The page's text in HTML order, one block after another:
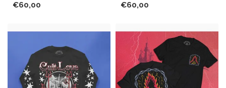
larga 100 % algo...
€60,00
colores con estampados en
€60,00